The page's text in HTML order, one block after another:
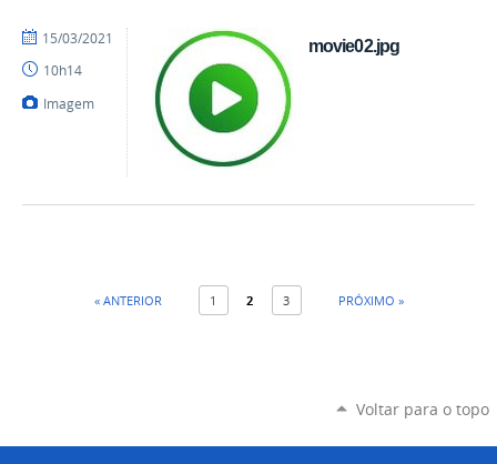
movie02.jpg
por
publicado
15/03/2021
10h14
Imagem
« ANTERIOR 1 2 3 PRÓXIMO »
Voltar para o topo